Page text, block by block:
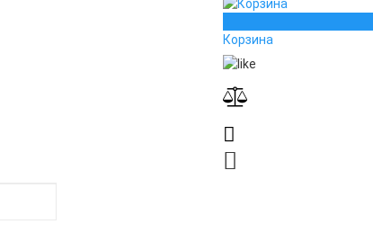
Корзина